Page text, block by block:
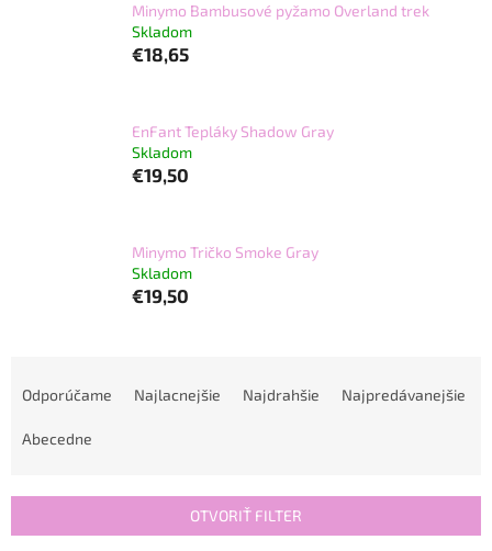
Minymo Bambusové pyžamo Overland trek
Skladom
€18,65
EnFant Tepláky Shadow Gray
Skladom
€19,50
Minymo Tričko Smoke Gray
Skladom
€19,50
p
Odporúčame Najlacnejšie Najdrahšie Najpredávanejšie
Abecedne
OTVORIŤ FILTER